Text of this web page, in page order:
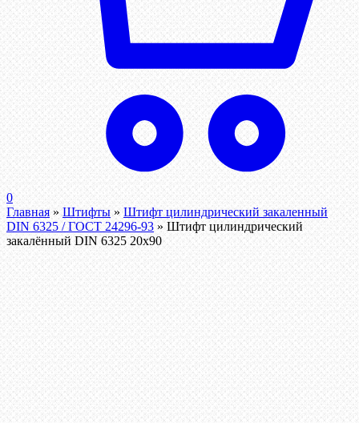
0
Главная » Штифты » Штифт цилиндрический закаленный
DIN 6325 / ГОСТ 24296-93 » Штифт цилиндрический
закалённый DIN 6325 20х90